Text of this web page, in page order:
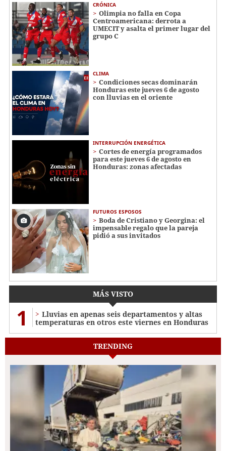
CRÓNICA
Olimpia no falla en Copa
Centroamericana: derrota a
UMECIT y asalta el primer lugar del
grupo C
CLIMA
Condiciones secas dominarán
Honduras este jueves 6 de agosto
con lluvias en el oriente
INTERRUPCIÓN ENERGÉTICA
Cortes de energía programados
para este jueves 6 de agosto en
Honduras: zonas afectadas
FUTUROS ESPOSOS
Boda de Cristiano y Georgina: el
impensable regalo que la pareja
pidió a sus invitados
MÁS VISTO
1
Lluvias en apenas seis departamentos y altas
temperaturas en otros este viernes en Honduras
TRENDING